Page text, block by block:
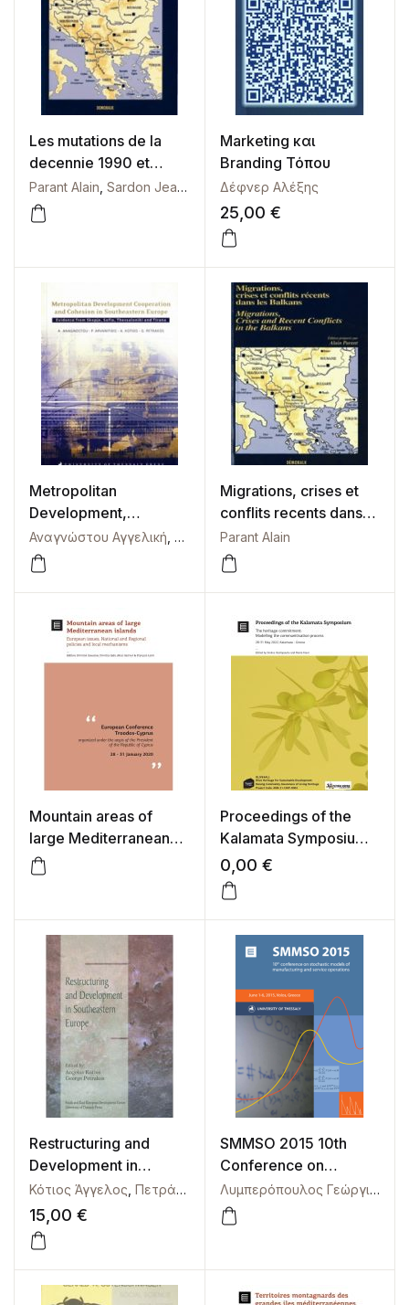
Les mutations de la
decennie 1990 et
l’avenir
demographique des
Balkans
Parant Alain Sardon Jean-Paul
Marketing και
Branding Τόπου
Δέφνερ Αλέξης
25,00 €
Metropolitan
Development,
Cooperation and
Cohesion in
Southeastern Europe –
Sofia, Thessaloniki and
Tirana
Αναγνώστου Αγγελική Αρβανιτίδης Πασχάλης
Migrations, crises et
conflits recents dans
les Balkans
Parant Alain
Mountain areas of
large Mediterranean
islands
Proceedings of the
Kalamata Symposium /
The heritage
commitment:
Modelling the
communitisation
process. 28-31 May
2022, Kalamata –
Greece
0,00 €
Restructuring and
Development in
Southeastern Europe
Κότιος Άγγελος Πετράκος Γεώργιος
15,00 €
SMMSO 2015 10th
Conference on
Stochastic Models of
Manufacturing and
Service Operations
Λυμπερόπουλος Γεώργιος